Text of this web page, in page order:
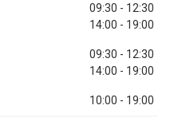
Armani
Michael
Toutes
09:30 - 12:30
14:00 - 19:00
09:30 - 12:30
14:00 - 19:00
10:00 - 19:00